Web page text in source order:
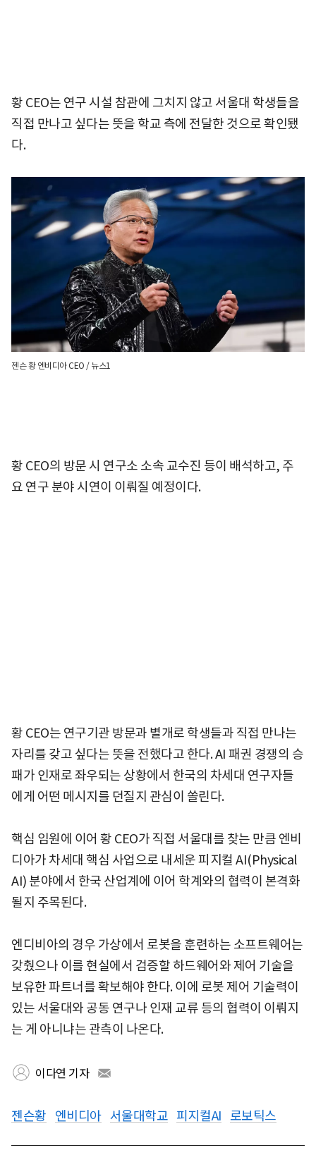
황 CEO는 연구 시설 참관에 그치지 않고 서울대 학생들을
직접 만나고 싶다는 뜻을 학교 측에 전달한 것으로 확인됐
다.
젠슨 황 엔비디아 CEO / 뉴스1
황 CEO의 방문 시 연구소 소속 교수진 등이 배석하고, 주
요 연구 분야 시연이 이뤄질 예정이다.
황 CEO는 연구기관 방문과 별개로 학생들과 직접 만나는
자리를 갖고 싶다는 뜻을 전했다고 한다. AI 패권 경쟁의 승
패가 인재로 좌우되는 상황에서 한국의 차세대 연구자들
에게 어떤 메시지를 던질지 관심이 쏠린다.
핵심 임원에 이어 황 CEO가 직접 서울대를 찾는 만큼 엔비
디아가 차세대 핵심 사업으로 내세운 피지컬 AI(Physical
AI) 분야에서 한국 산업계에 이어 학계와의 협력이 본격화
될지 주목된다.
엔디비아의 경우 가상에서 로봇을 훈련하는 소프트웨어는
갖췄으나 이를 현실에서 검증할 하드웨어와 제어 기술을
보유한 파트너를 확보해야 한다. 이에 로봇 제어 기술력이
있는 서울대와 공동 연구나 인재 교류 등의 협력이 이뤄지
는 게 아니냐는 관측이 나온다.
이다연 기자
젠슨황 엔비디아 서울대학교 피지컬AI 로보틱스